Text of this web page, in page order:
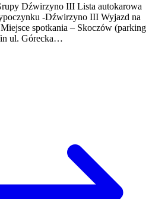
Dźwirzyno III Lista autokarowa
-Dźwirzyno III Wyjazd na
spotkania – Skoczów (parking
ul. Górecka…